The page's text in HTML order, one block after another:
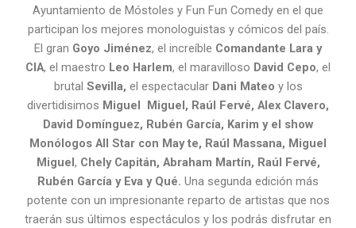
Ayuntamiento de Móstoles y Fun Fun Comedy en el que
participan los mejores monologuistas y cómicos del país.
El gran Goyo Jiménez, el increíble Comandante Lara y
CIA, el maestro Leo Harlem, el maravilloso David Cepo, el
brutal Sevilla, el espectacular Dani Mateo y los
divertidisimos Miguel Miguel, Raúl Fervé, Alex Clavero,
David Domínguez, Rubén García, Karim y el show
Monólogos All Star con May te, Raúl Massana, Miguel
Miguel, Chely Capitán, Abraham Martín, Raúl Fervé,
Rubén García y Eva y Qué. Una segunda edición más
potente con un impresionante reparto de artistas que nos
traerán sus últimos espectáculos y los podrás disfrutar en